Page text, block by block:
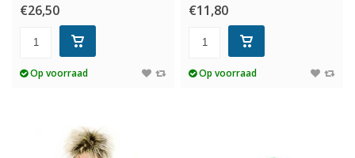
€26,50
Op voorraad
€11,80
Op voorraad